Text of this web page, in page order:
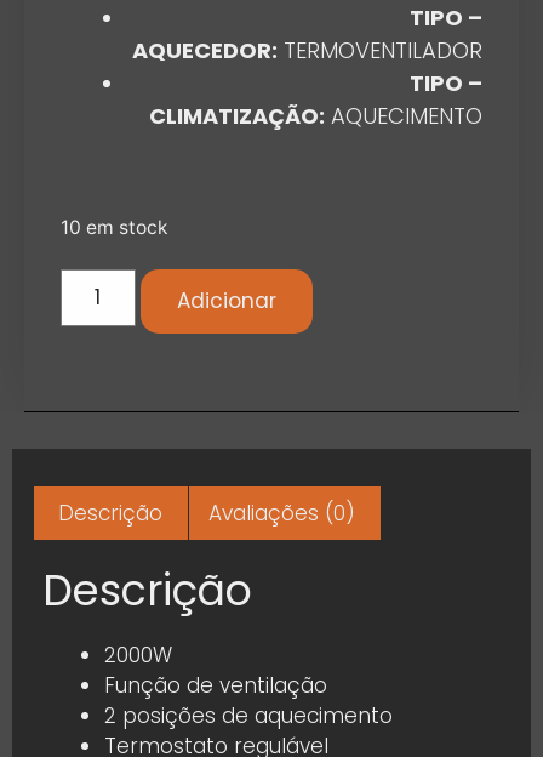
TIPO –
AQUECEDOR: TERMOVENTILADOR
TIPO –
CLIMATIZAÇÃO: AQUECIMENTO
10 em stock
Adicionar
Descrição Avaliações (0)
Descrição
2000W
Função de ventilação
2 posições de aquecimento
Termostato regulável